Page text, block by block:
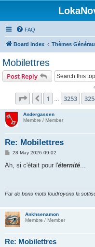
FAQ
Board index Thèmes
Mobilettres
Post Reply
Page 3255of3259
Previous
1 3253
Andergassen
Membre / Member
Re: Mobilettres
P
s
28 May 2026 09:02
Ah, si c'était pour l'éternité...
Par de bons mots foudroyons la
Ankhsenamon
Membre / Member
Re: Mobilettres